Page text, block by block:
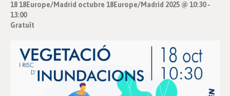
18 18Europe/Madrid octubre 18Europe/Madrid 2025 @ 10:30-
13:00
Gratuït